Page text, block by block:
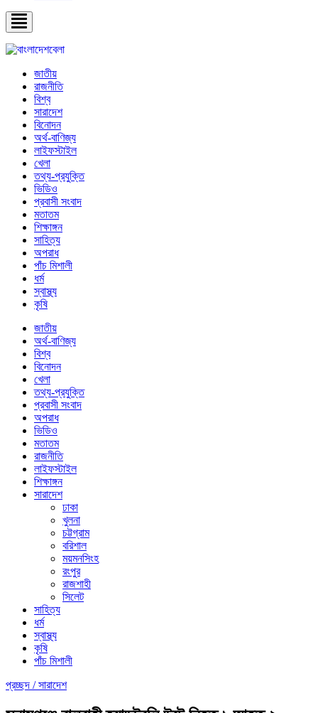
জাতীয়
রাজনীতি
বিশ্ব
সারাদেশ
বিনোদন
অর্থ-বাণিজ্য
লাইফস্টাইল
খেলা
তথ্য-প্রযুক্তি
ভিডিও
প্রবাসী সংবাদ
মতাতম
শিক্ষাঙ্গন
সাহিত্য
অপরাধ
পাঁচ মিশালী
ধর্ম
স্বাস্থ্য
কৃষি
জাতীয়
অর্থ-বাণিজ্য
বিশ্ব
বিনোদন
খেলা
তথ্য-প্রযুক্তি
প্রবাসী সংবাদ
অপরাধ
ভিডিও
মতাতম
রাজনীতি
লাইফস্টাইল
শিক্ষাঙ্গন
সারাদেশ
ঢাকা
খুলনা
চট্টগ্রাম
বরিশাল
ময়মনসিংহ
রংপুর
রাজশাহী
সিলেট
সাহিত্য
ধর্ম
স্বাস্থ্য
কৃষি
পাঁচ মিশালী
প্রচ্ছদ /সারাদেশ